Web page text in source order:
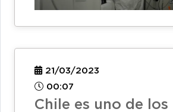
21/03/2023
00:07
Chile es uno de los